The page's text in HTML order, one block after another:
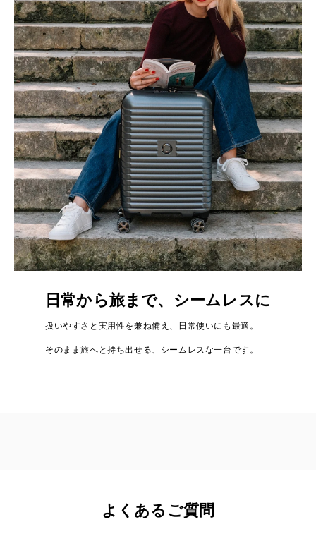
日常から旅まで、シームレスに
扱いやすさと実用性を兼ね備え、日常使いにも最適。
そのまま旅へと持ち出せる、シームレスな一台です。
よくあるご質問